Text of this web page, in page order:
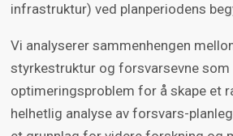
infrastruktur) ved planperiodens
Vi analyserer sammenhengen
styrkestruktur og forsvarsevne
optimeringsproblem for å skape et
helhetlig analyse av forsvars-